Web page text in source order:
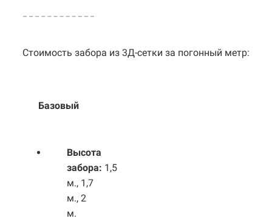
Стоимость забора из 3Д-сетки за погонный метр:
Базовый
Высота
забора: 1,5
м., 1,7
м., 2
м.